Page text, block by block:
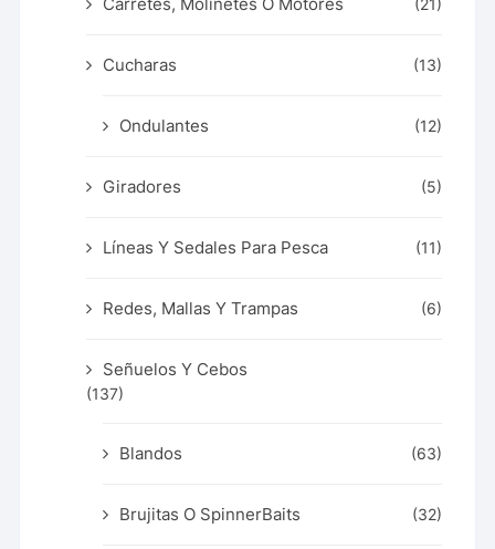
Carretes, Molinetes O Motores (21)
Cucharas (13)
Ondulantes (12)
Giradores (5)
Líneas Y Sedales Para Pesca (11)
Redes, Mallas Y Trampas (6)
Señuelos Y Cebos
(137)
Blandos (63)
Brujitas O SpinnerBaits (32)